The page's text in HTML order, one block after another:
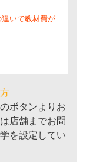
いで教材費が
ボタンよりお
店舗までお問
を設定してい